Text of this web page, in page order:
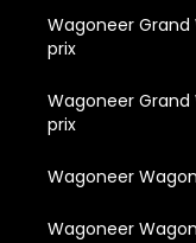
Wagoneer
prix
Wagoneer
prix
Wagoneer
Wagoneer